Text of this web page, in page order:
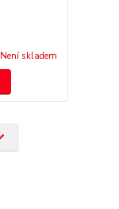
Není skladem